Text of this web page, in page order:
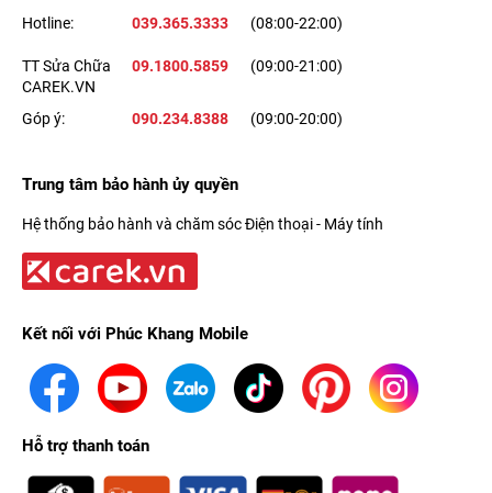
Hotline: 039.365.3333 (08:00-22:00)
TT Sửa Chữa
CAREK.VN
09.1800.5859 (09:00-21:00)
Góp ý: 090.234.8388 (09:00-20:00)
Trung tâm bảo hành ủy quyền
Hệ thống bảo hành và chăm sóc Điện thoại - Máy tính
Kết nối với Phúc Khang Mobile
Hỗ trợ thanh toán